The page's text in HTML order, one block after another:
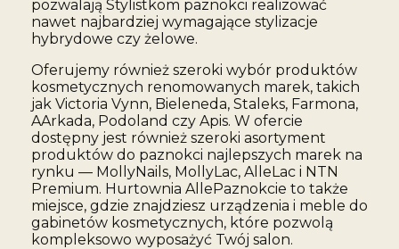
pozwalają Stylistkom paznokci realizować
nawet najbardziej wymagające stylizacje
hybrydowe czy żelowe.
Oferujemy również szeroki wybór produktów
kosmetycznych renomowanych marek, takich
jak Victoria Vynn, Bieleneda, Staleks, Farmona,
AArkada, Podoland czy Apis. W ofercie
dostępny jest również szeroki asortyment
produktów do paznokci najlepszych marek na
rynku — MollyNails, MollyLac, AlleLac i NTN
Premium. Hurtownia AllePaznokcie to także
miejsce, gdzie znajdziesz urządzenia i meble do
gabinetów kosmetycznych, które pozwolą
kompleksowo wyposażyć Twój salon.